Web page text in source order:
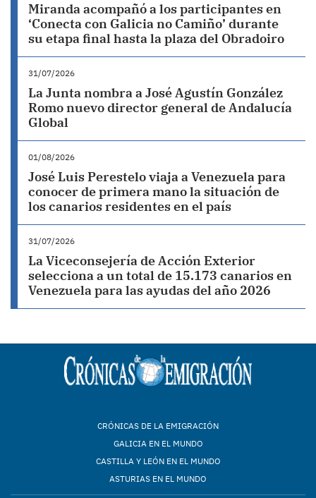
Miranda acompañó a los participantes en
‘Conecta con Galicia no Camiño’ durante
su etapa final hasta la plaza del Obradoiro
31/07/2026
La Junta nombra a José Agustín González
Romo nuevo director general de Andalucía
Global
01/08/2026
José Luis Perestelo viaja a Venezuela para
conocer de primera mano la situación de
los canarios residentes en el país
31/07/2026
La Viceconsejería de Acción Exterior
selecciona a un total de 15.173 canarios en
Venezuela para las ayudas del año 2026
CRÓNICAS DE LA EMIGRACIÓN
GALICIA EN EL MUNDO
CASTILLA Y LEÓN EN EL MUNDO
ASTURIAS EN EL MUNDO